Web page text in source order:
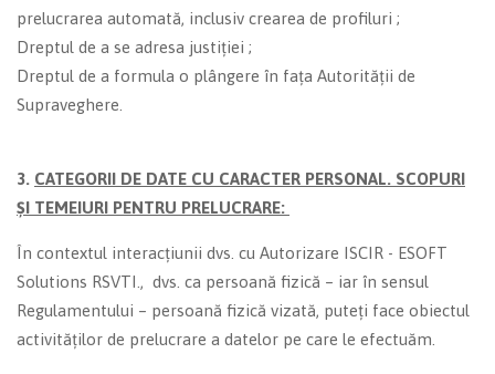
prelucrarea automată, inclusiv crearea de profiluri ;
Dreptul de a se adresa justiției ;
Dreptul de a formula o plângere în fața Autorității de
Supraveghere.
3. CATEGORII DE DATE CU CARACTER PERSONAL. SCOPURI
ȘI TEMEIURI PENTRU PRELUCRARE:
În contextul interacțiunii dvs. cu Autorizare ISCIR - ESOFT
Solutions RSVTI., dvs. ca persoană fizică – iar în sensul
Regulamentului – persoană fizică vizată, puteți face obiectul
activităților de prelucrare a datelor pe care le efectuăm.